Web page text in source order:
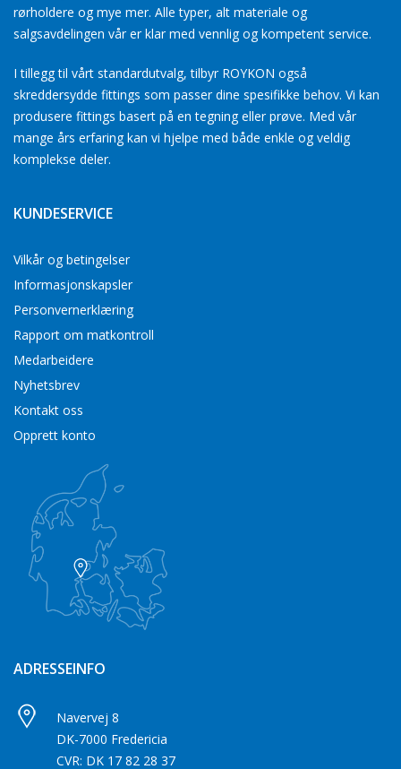
rørholdere og mye mer. Alle typer, alt materiale og
salgsavdelingen vår er klar med vennlig og kompetent service.
I tillegg til vårt standardutvalg, tilbyr ROYKON også
skreddersydde fittings som passer dine spesifikke behov. Vi kan
produsere fittings basert på en tegning eller prøve. Med vår
mange års erfaring kan vi hjelpe med både enkle og veldig
komplekse deler.
KUNDESERVICE
Vilkår og betingelser
Informasjonskapsler
Personvernerklæring
Rapport om matkontroll
Medarbeidere
Nyhetsbrev
Kontakt oss
Opprett konto
ADRESSEINFO
Navervej 8
DK-7000 Fredericia
CVR: DK 17 82 28 37